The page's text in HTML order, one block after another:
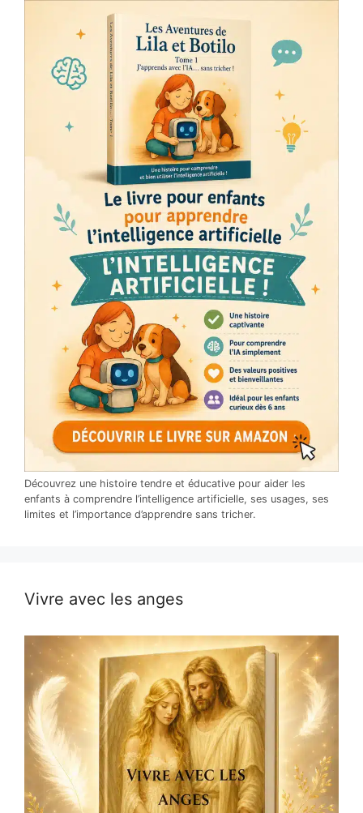
Découvrez une histoire tendre et éducative pour aider les
enfants à comprendre l’intelligence artificielle, ses usages, ses
limites et l’importance d’apprendre sans tricher.
Vivre avec les anges